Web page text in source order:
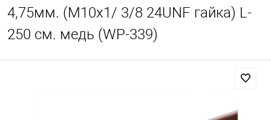
4,75мм. (М10х1/ 3/8 24UNF гайка) L-
250 см. медь (WP-339)